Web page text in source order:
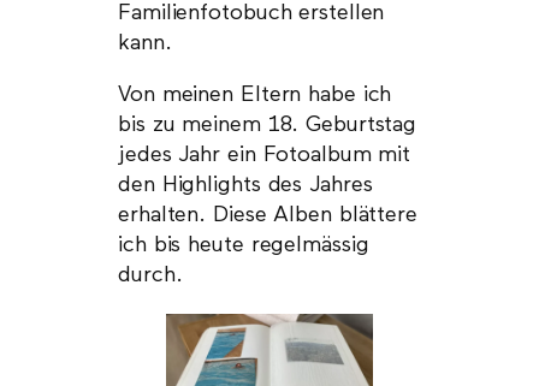
Familienfotobuch erstellen
kann.
Von meinen Eltern habe ich
bis zu meinem 18. Geburtstag
jedes Jahr ein Fotoalbum mit
den Highlights des Jahres
erhalten. Diese Alben blättere
ich bis heute regelmässig
durch.